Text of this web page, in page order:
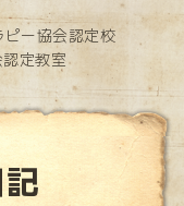
ピー協会認定校
定教室